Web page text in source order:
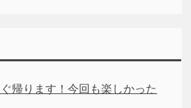
帰ります！今回も楽しかった